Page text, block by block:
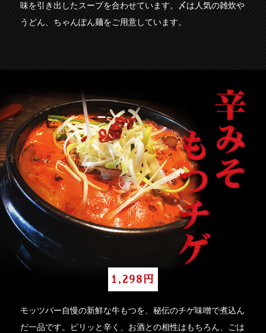
味を引き出したスープを合わせています。〆は人気の雑炊や
うどん、ちゃんぽん麺をご用意しています。
1,298円
モッツバー自慢の新鮮な牛もつを、秘伝のチゲ味噌で煮込ん
だ一品です。ピリッと辛く、お酒との相性はもちろん、ごは